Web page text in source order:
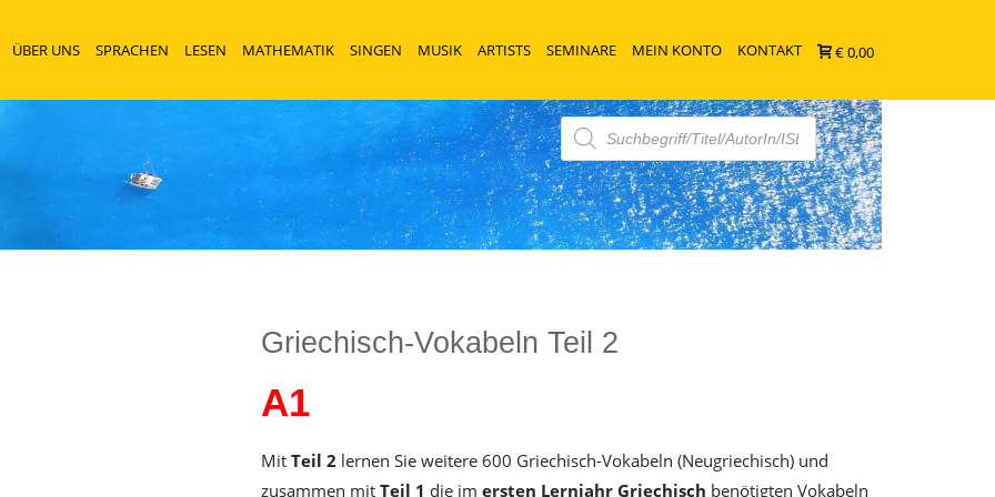
ÜBER UNS SPRACHEN LESEN MATHEMATIK SINGEN MUSIK ARTISTS SEMINARE MEIN KONTO KONTAKT € 0,00
Products
search
Griechisch-Vokabeln Teil 2
A1
Mit Teil 2 lernen Sie weitere 600 Griechisch-Vokabeln (Neugriechisch) und
zusammen mit Teil 1 die im ersten Lernjahr Griechisch benötigten Vokabeln